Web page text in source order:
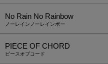
No Rain No Rainbow
ノーレインノーレインボー
PIECE OF CHORD
ピースオブコード